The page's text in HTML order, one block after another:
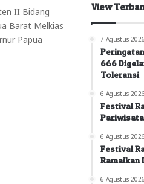
II Bidang
Barat Melkias
Papua
View
7 Agustus 2026
666
Toleransi
6 Agustus 2026
Festival
6 Agustus 2026
Festival
Ramaikan
6 Agustus 2026